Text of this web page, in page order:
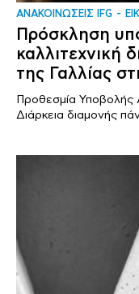
ΑΝΑΚΟΙΝΩΣΕΙΣ IFG
Πρόσκληση
καλλιτεχνική
της Γαλλίας
Προθεσμία Υποβολής
Διάρκεια διαμονής